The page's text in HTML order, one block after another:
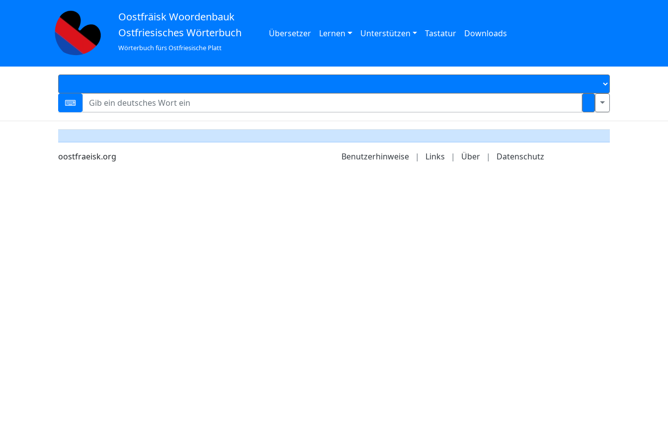
Oostfräisk Woordenbauk
Ostfriesisches Wörterbuch
Wörterbuch fürs Ostfriesische Platt
Übersetzer Lernen Unterstützen Tastatur Downloads
oostfraeisk.org Benutzerhinweise | Links | Über | Datenschutz